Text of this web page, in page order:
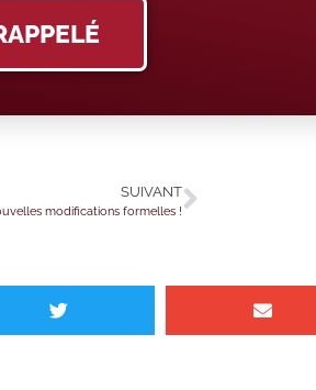
SUIVANT
modifications formelles !